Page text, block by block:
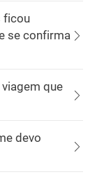
ficou
se confirma
que
devo